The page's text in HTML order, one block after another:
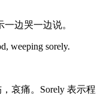
边哭一边说。
weeping sorely.
哀痛。Sorely 表示程